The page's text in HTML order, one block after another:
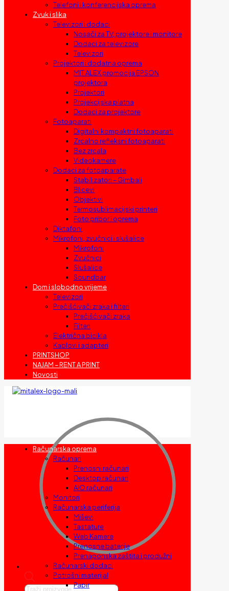
Telefoni i konferencijska oprema
Zvuk i slika
Televizori i dodaci
Nosači za TV, projektore i monitore
Dodaci za televizore
Televizori
Projektori i dodatna oprema
MIT ALEX promocija EPSON
projektora
Projektori
Projekcijska platna
Dodaci za projektore
Fotoaparati
Digitalni kompaktni fotoaparati
Zrcalno refleksni fotoaparati
Bez zrcala
Videokamere
Dodaci za fotoaparate
Stabilizatori – Gimbali
Blicevi
Objektivi
Termosublimacijski printeri
Foto pribor i oprema
Diktafoni
Mikrofoni, zvučnici i slušalice
Mikrofoni
Zvučnici
Slušalice
Soundbar
Dom i slobodno vrijeme
Televizori
Prečišćivači zraka i filteri
Prečišćivači zraka
Filteri
Električna bicikla
Kablovi i adapteri
PRINTSHOP
NAJAM – RENT A PRINT
Novosti
Products
Računarska oprema
Računari
Prenosni računari
Desktop računari
AIO računari
Monitori
Računarska periferija
Miševi
Tastature
Web Kamere
Prenosne baterije
Prenaponska zaštita i produžni
Računarski dodaci
Potrošni materijal
Papir